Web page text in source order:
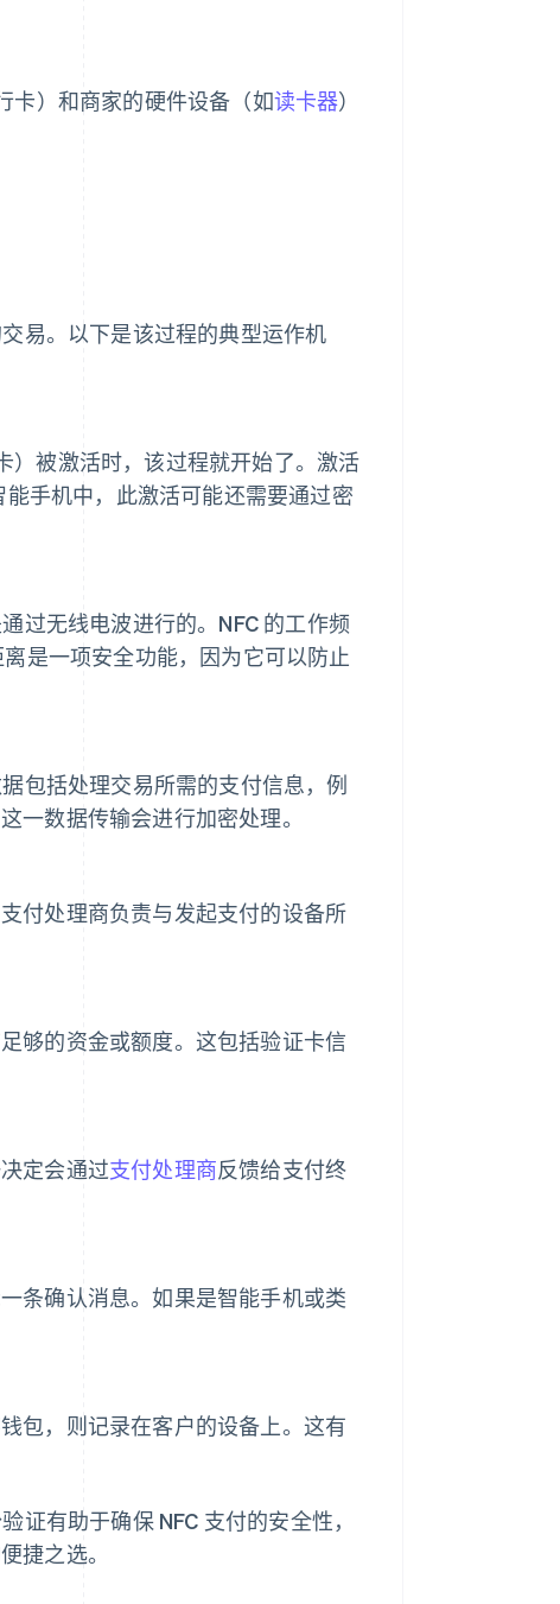
卡）和商家的硬件设备（如读卡器）
易。以下是该过程的典型运作机
）被激活时，该过程就开始了。激活
手机中，此激活可能还需要通过密
过无线电波进行的。NFC 的工作频
是一项安全功能，因为它可以防止
包括处理交易所需的支付信息，例
一数据传输会进行加密处理。
付处理商负责与发起支付的设备所
够的资金或额度。这包括验证卡信
定会通过支付处理商反馈给支付终
条确认消息。如果是智能手机或类
包，则记录在客户的设备上。这有
证有助于确保 NFC 支付的安全性，
捷之选。